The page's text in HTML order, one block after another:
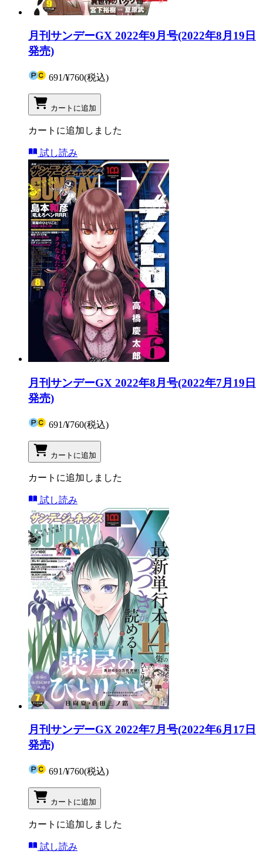
月刊サンデーGX 2022年9月号(2022年8月19日
発売)
691/¥760(税込)
カートに追加
カートに追加しました
試し読み
月刊サンデーGX 2022年8月号(2022年7月19日
発売)
691/¥760(税込)
カートに追加
カートに追加しました
試し読み
月刊サンデーGX 2022年7月号(2022年6月17日
発売)
691/¥760(税込)
カートに追加
カートに追加しました
試し読み